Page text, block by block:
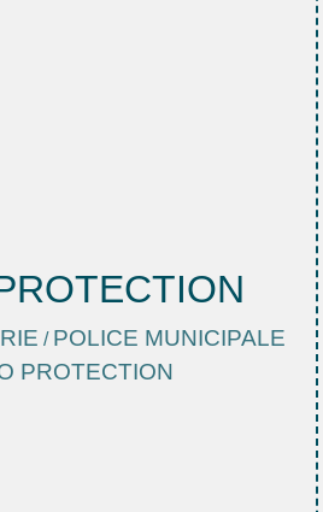
/ POLICE MUNICIPALE
PROTECTION